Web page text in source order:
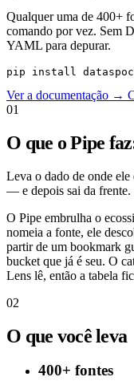
Qualquer uma de 400+
comando por vez. Sem
YAML para depurar.
pip install
Ver a documentação →
01
O que o Pipe
Leva o dado de onde ele
— e depois sai da frente.
O Pipe embrulha o
nomeia a fonte, ele
partir de um bookmark
bucket que já é seu. O
Lens lê, então a tabela
02
O que você leva
400+ fontes